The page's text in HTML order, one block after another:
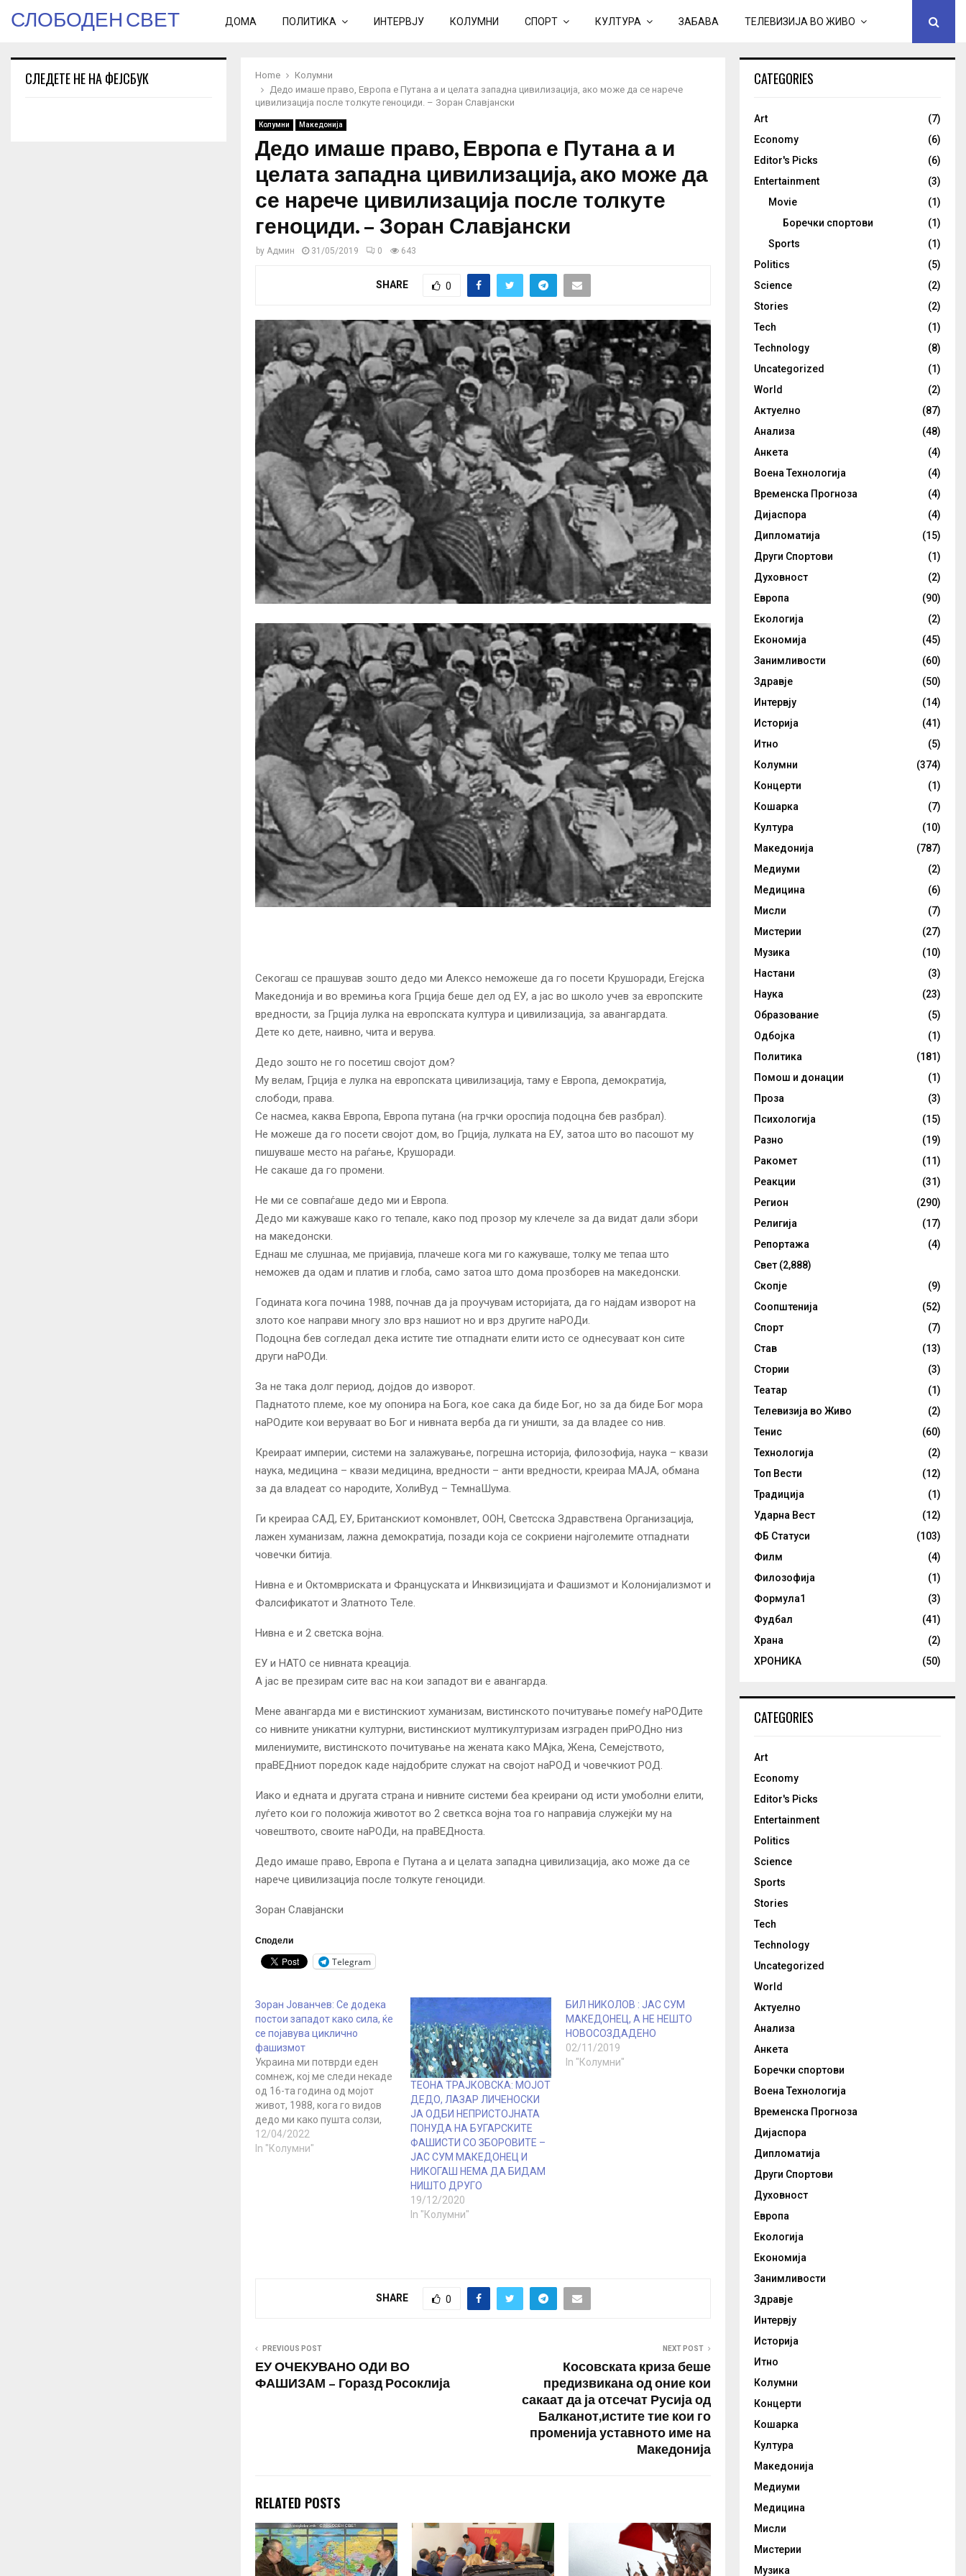
СЛОБОДЕН СВЕТ ДОМА ПОЛИТИКА ИНТЕРВЈУ КОЛУМНИ СПОРТ КУЛТУРА ЗАБАВА ТЕЛЕВИЗИЈА ВО ЖИВО
Home
Колумни
Дедо имаше право, Европа е Путана а и целата западна цивилизација, ако може да се нарече
цивилизација после толкуте геноциди. – Зоран Славјански
Колумни Македонија
Дедо имаше право, Европа е Путана а и
целата западна цивилизација, ако може да
се нарече цивилизација после толкуте
геноциди. – Зоран Славјански
by Админ 31/05/2019 0 643
SHARE 0
Секогаш се прашував зошто дедо ми Алексо неможеше да го посети Крушоради, Егејска
Македонија и во времиња кога Грција беше дел од ЕУ, а јас во школо учев за европските
вредности, за Грција лулка на европската култура и цивилизација, за авангардата.
Дете ко дете, наивно, чита и верува.
Дедо зошто не го посетиш својот дом?
Му велам, Грција е лулка на европската цивилизација, таму е Европа, демократија,
слободи, права.
Се насмеа, каква Европа, Европа путана (на грчки ороспија подоцна бев разбрал).
Не можеше да го посети својот дом, во Грција, лулката на ЕУ, затоа што во пасошот му
пишуваше место на раѓање, Крушоради.
Не сакаше да го промени.
Не ми се совпаѓаше дедо ми и Европа.
Дедо ми кажуваше како го тепале, како под прозор му клечеле за да видат дали збори
на македонски.
Еднаш ме слушнаа, ме пријавија, плачеше кога ми го кажуваше, толку ме тепаа што
неможев да одам и платив и глоба, само затоа што дома прозборев на македонски.
Годината кога почина 1988, почнав да ја проучувам историјата, да го најдам изворот на
злото кое направи многу зло врз нашиот но и врз другите наРОДи.
Подоцна бев согледал дека истите тие отпаднати елити исто се однесуваат кон сите
други наРОДи.
За не така долг период, дојдов до изворот.
Паднатото племе, кое му опонира на Бога, кое сака да биде Бог, но за да биде Бог мора
наРОдите кои веруваат во Бог и нивната верба да ги уништи, за да владее со нив.
Креираат империи, системи на залажување, погрешна историја, филозофија, наука – квази
наука, медицина – квази медицина, вредности – анти вредности, креираа МАЈА, обмана
за да владеат со народите, ХолиВуд – ТемнаШума.
Ги креираа САД, ЕУ, Британскиот комонвлет, ООН, Светсска Здравствена Организација,
лажен хуманизам, лажна демократија, позади која се сокриени најголемите отпаднати
човечки битија.
Нивна е и Октомвриската и Француската и Инквизицијата и Фашизмот и Колонијализмот и
Фалсификатот и Златното Теле.
Нивна е и 2 светска војна.
ЕУ и НАТО се нивната креација.
А јас ве презирам сите вас на кои западот ви е авангарда.
Мене авангарда ми е вистинскиот хуманизам, вистинското почитување помеѓу наРОДите
со нивните уникатни културни, вистинскиот мултикултуризам изграден приРОДно низ
милениумите, вистинското почитување на жената како МАјка, Жена, Семејството,
праВЕДниот поредок каде најдобрите служат на својот наРОД и човечкиот РОД.
Иако и едната и другата страна и нивните системи беа креирани од исти умоболни елити,
луѓето кои го положија животот во 2 светкса војна тоа го направија служејќи му на
човештвото, своите наРОДи, на праВЕДноста.
Дедо имаше право, Европа е Путана а и целата западна цивилизација, ако може да се
нарече цивилизација после толкуте геноциди.
Зоран Славјански
Сподели
Telegram
Зоран Јованчев: Се додека
постои западот како сила, ќе
се појавува циклично
фашизмот
Украина ми потврди еден
сомнеж, кој ме следи некаде
од 16-та година од мојот
живот, 1988, кога го видов
дедо ми како пушта солзи,
тоа беше неколку месеци
пред да се упокои. Таа слика
12/04/2022
In "Колумни"
ТЕОНА ТРАЈКОВСКА: МОЈОТ
ДЕДО, ЛАЗАР ЛИЧЕНОСКИ
ЈА ОДБИ НЕПРИСТОЈНАТА
ПОНУДА НА БУГАРСКИТЕ
ФАШИСТИ СО ЗБОРОВИТЕ –
ЈАС СУМ МАКЕДОНЕЦ И
НИКОГАШ НЕМА ДА БИДАМ
НИШТО ДРУГО
19/12/2020
In "Колумни"
БИЛ НИКОЛОВ : ЈАС СУМ
МАКЕДОНЕЦ, А НЕ НЕШТО
НОВОСОЗДАДЕНО
02/11/2019
In "Колумни"
SHARE 0
PREVIOUS POST
ЕУ ОЧЕКУВАНО ОДИ ВО
ФАШИЗАМ – Горазд Росоклија
NEXT POST
Косовската криза беше
предизвикана од оние кои
сакаат да ја отсечат Русија од
Балканот,истите тие кои го
променија уставното име на
Македонија
RELATED POSTS
СЛЕДЕТЕ НЕ НА ФЕЈСБУК CATEGORIES
Art
(7)
Economy
(6)
Editor's Picks
(6)
Entertainment
(3)
Movie
(1)
Боречки спортови
(1)
Sports
(1)
Politics
(5)
Science
(2)
Stories
(2)
Tech
(1)
Technology
(8)
Uncategorized
(1)
World
(2)
Актуелно
(87)
Анализа
(48)
Анкета
(4)
Воена Технологија
(4)
Временска Прогноза
(4)
Дијаспора
(4)
Дипломатија
(15)
Други Спортови
(1)
Духовност
(2)
Европа
(90)
Екологија
(2)
Економија
(45)
Занимливости
(60)
Здравје
(50)
Интервју
(14)
Историја
(41)
Итно
(5)
Колумни
(374)
Концерти
(1)
Кошарка
(7)
Култура
(10)
Македонија
(787)
Медиуми
(2)
Медицина
(6)
Мисли
(7)
Мистерии
(27)
Музика
(10)
Настани
(3)
Наука
(23)
Образование
(5)
Одбојка
(1)
Политика
(181)
Помош и донации
(1)
Проза
(3)
Психологија
(15)
Разно
(19)
Ракомет
(11)
Реакции
(31)
Регион
(290)
Религија
(17)
Репортажа
(4)
Свет (2,888)
Скопје
(9)
Соопштенија
(52)
Спорт
(7)
Став
(13)
Стории
(3)
Театар
(1)
Телевизија во Живо
(2)
Тенис
(60)
Технологија
(2)
Топ Вести
(12)
Традиција
(1)
Ударна Вест
(12)
ФБ Статуси
(103)
Филм
(4)
Филозофија
(1)
Формула1
(3)
Фудбал
(41)
Храна
(2)
ХРОНИКА
(50)
CATEGORIES
Art
Economy
Editor's Picks
Entertainment
Politics
Science
Sports
Stories
Tech
Technology
Uncategorized
World
Актуелно
Анализа
Анкета
Боречки спортови
Воена Технологија
Временска Прогноза
Дијаспора
Дипломатија
Други Спортови
Духовност
Европа
Екологија
Економија
Занимливости
Здравје
Интервју
Историја
Итно
Колумни
Концерти
Кошарка
Култура
Македонија
Медиуми
Медицина
Мисли
Мистерии
Музика